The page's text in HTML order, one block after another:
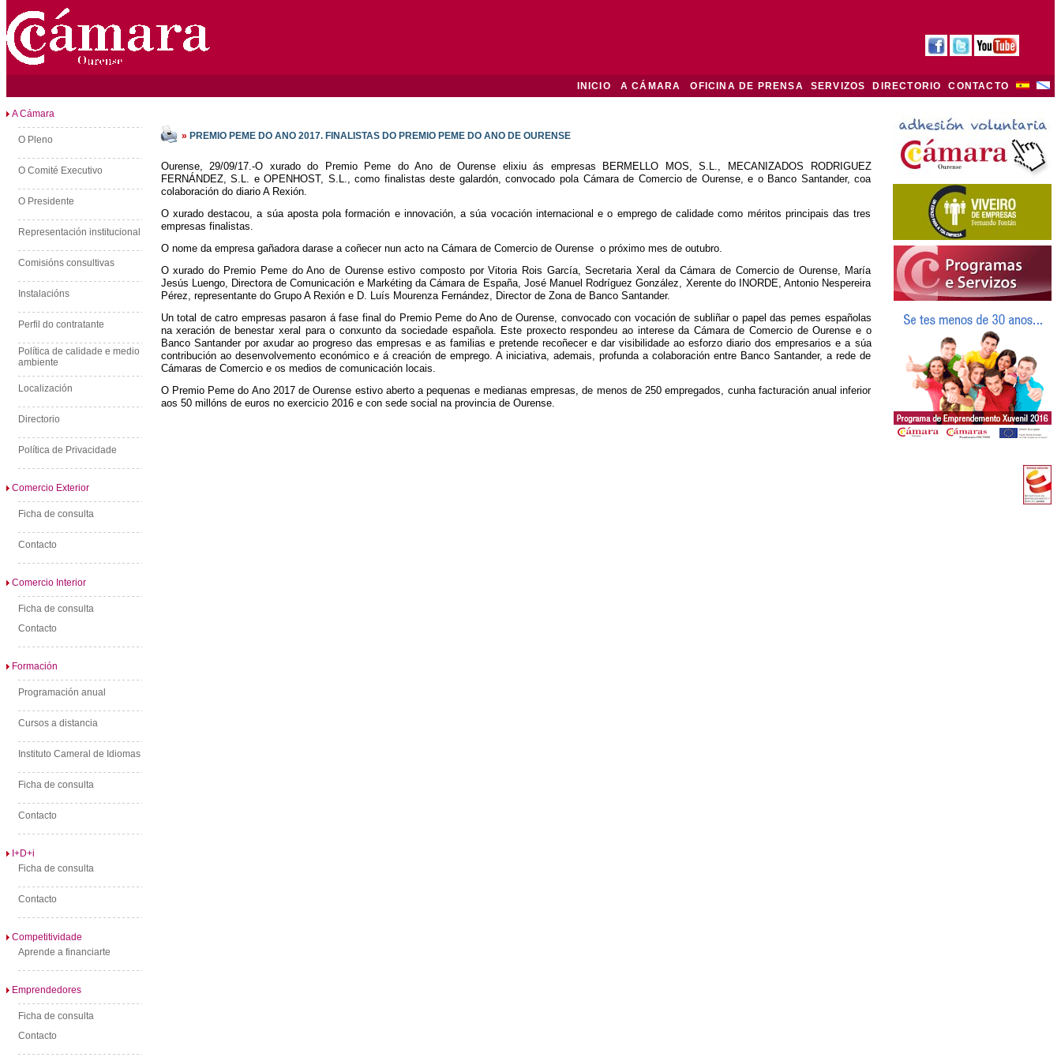
INICIO A CÁMARA OFICINA DE PRENSA SERVIZOS DIRECTORIO CONTACTO
A Cámara
O Pleno
O Comité Executivo
O Presidente
Representación institucional
Comisións consultivas
Instalacións
Perfil do contratante
Política de calidade e medio
ambiente
Localización
Directorio
Política de Privacidade
Comercio Exterior
Ficha de consulta
Contacto
Comercio Interior
Ficha de consulta
Contacto
Formación
Programación anual
Cursos a distancia
Instituto Cameral de Idiomas
Ficha de consulta
Contacto
I+D+i
Ficha de consulta
Contacto
Competitividade
Aprende a financiarte
Emprendedores
Ficha de consulta
Contacto
» PREMIO PEME DO ANO 2017. FINALISTAS DO PREMIO PEME DO ANO DE OURENSE
Ourense, 29/09/17.-O xurado do Premio Peme do Ano de Ourense elixiu ás empresas BERMELLO MOS, S.L., MECANIZADOS RODRIGUEZ
FERNÁNDEZ, S.L. e OPENHOST, S.L., como finalistas deste galardón, convocado pola Cámara de Comercio de Ourense, e o Banco Santander, coa
colaboración do diario A Rexión.
O xurado destacou, a súa aposta pola formación e innovación, a súa vocación internacional e o emprego de calidade como méritos principais das tres
empresas finalistas.
O nome da empresa gañadora darase a coñecer nun acto na Cámara de Comercio de Ourense o próximo mes de outubro.
O xurado do Premio Peme do Ano de Ourense estivo composto por Vitoria Rois García, Secretaria Xeral da Cámara de Comercio de Ourense, María
Jesús Luengo, Directora de Comunicación e Markéting da Cámara de España, José Manuel Rodríguez González, Xerente do INORDE, Antonio Nespereira
Pérez, representante do Grupo A Rexión e D. Luís Mourenza Fernández, Director de Zona de Banco Santander.
Un total de catro empresas pasaron á fase final do Premio Peme do Ano de Ourense, convocado con vocación de subliñar o papel das pemes españolas
na xeración de benestar xeral para o conxunto da sociedade española. Este proxecto respondeu ao interese da Cámara de Comercio de Ourense e o
Banco Santander por axudar ao progreso das empresas e as familias e pretende recoñecer e dar visibilidade ao esforzo diario dos empresarios e a súa
contribución ao desenvolvemento económico e á creación de emprego. A iniciativa, ademais, profunda a colaboración entre Banco Santander, a rede de
Cámaras de Comercio e os medios de comunicación locais.
O Premio Peme do Ano 2017 de Ourense estivo aberto a pequenas e medianas empresas, de menos de 250 empregados, cunha facturación anual inferior
aos 50 millóns de euros no exercicio 2016 e con sede social na provincia de Ourense.